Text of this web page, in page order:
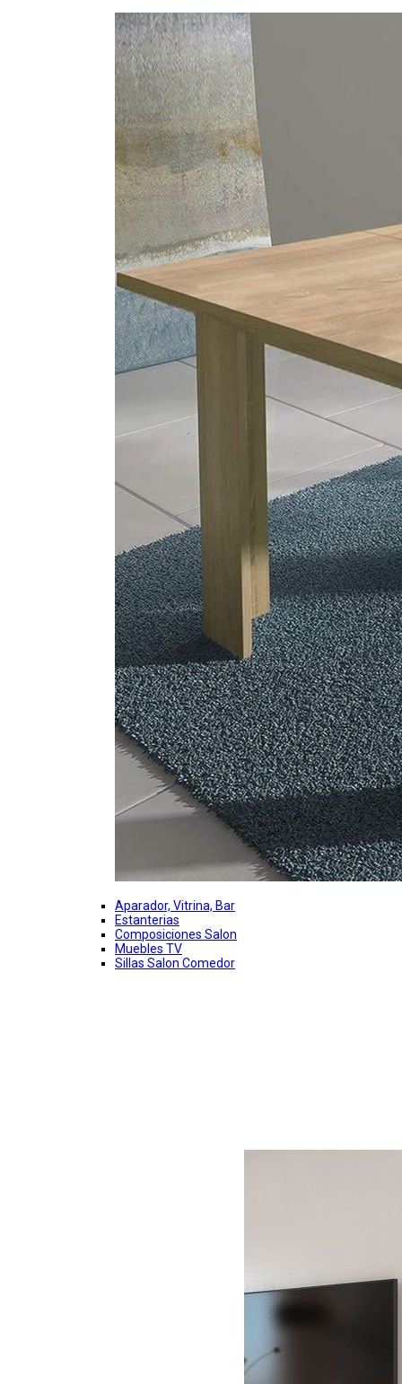
Aparador, Vitrina, Bar
Estanterias
Composiciones Salon
Muebles TV
Sillas Salon Comedor